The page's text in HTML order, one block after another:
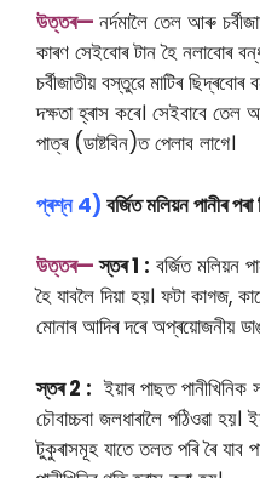
উত্তৰ— নৰ্দমালৈ তেল আৰু
কাৰণ সেইবোৰ টানহৈ নলাবোৰ
চৰ্বীজাতীয় বস্তুৱে মাটিৰ ছিদ্ৰবোৰ
দক্ষতা হ্ৰাস কৰে। সেইবাবে তেল
পাত্ৰ (ডাষ্টবিন)ত পেলাব লাগে।
প্ৰশ্ন 4) বৰ্জিত মলিয়ন পানীৰ
উত্তৰ—স্তৰ 1 : বৰ্জিত মলিয়ন
হৈ যাবলৈ দিয়া হয়। ফটা কাগজ,
মোনাৰ আদিৰ দৰে অপ্ৰয়োজনীয়
স্তৰ 2 : ইয়াৰ পাছত
চৌবাচ্চবা জলধাৰালৈ পঠিওৱা
টুকুৰাসমূহ যাতে তলত পৰি ৰৈ যাব